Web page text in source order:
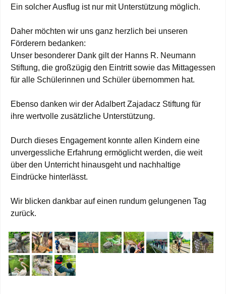
Ein solcher Ausflug ist nur mit Unterstützung möglich.
Daher möchten wir uns ganz herzlich bei unseren
Förderern bedanken:
Unser besonderer Dank gilt der Hanns R. Neumann
Stiftung, die großzügig den Eintritt sowie das Mittagessen
für alle Schülerinnen und Schüler übernommen hat.
Ebenso danken wir der Adalbert Zajadacz Stiftung für
ihre wertvolle zusätzliche Unterstützung.
Durch dieses Engagement konnte allen Kindern eine
unvergessliche Erfahrung ermöglicht werden, die weit
über den Unterricht hinausgeht und nachhaltige
Eindrücke hinterlässt.
Wir blicken dankbar auf einen rundum gelungenen Tag
zurück.